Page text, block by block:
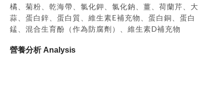
橘、菊粉、乾海帶、氯化鉀、氯化鈉、薑、荷蘭芹、大
蒜、蛋白鋅、蛋白質、維生素E補充物、蛋白銅、蛋白
錳、混合生育酚（作為防腐劑）、維生素D補充物
營養分析 Analysis